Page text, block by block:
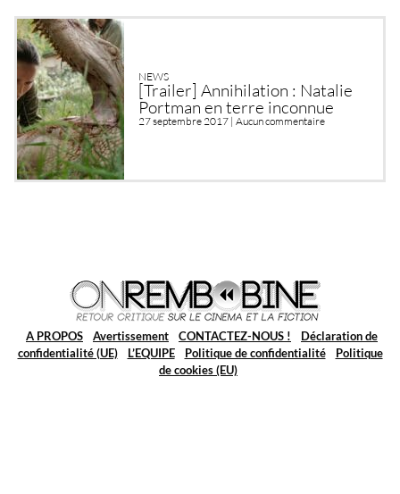
NEWS
[Trailer] Annihilation : Natalie
Portman en terre inconnue
27 septembre 2017 | Aucun commentaire
A PROPOS Avertissement CONTACTEZ-NOUS !
Déclaration de
confidentialité (UE)
L’EQUIPE Politique de confidentialité
Politique
de cookies (EU)